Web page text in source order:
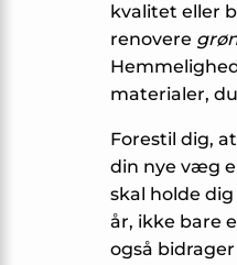
kvalitet eller
renovere
materialer,
Forestil dig,
din nye væg
skal holde
år, ikke bare
også